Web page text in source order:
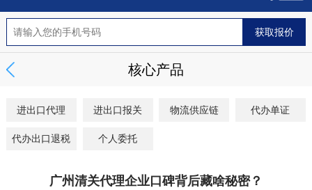
核心产品
进出口代理 进出口报关 物流供应链 代办单证
代办出口退税 个人委托
广州清关代理企业口碑背后藏啥秘密？